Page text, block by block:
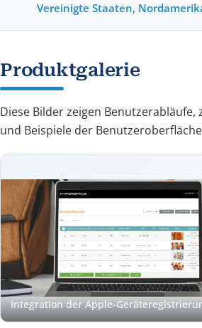
Vereinigte Staaten,
Produktgalerie
Diese Bilder zeigen Benutzerabläufe,
und Beispiele der